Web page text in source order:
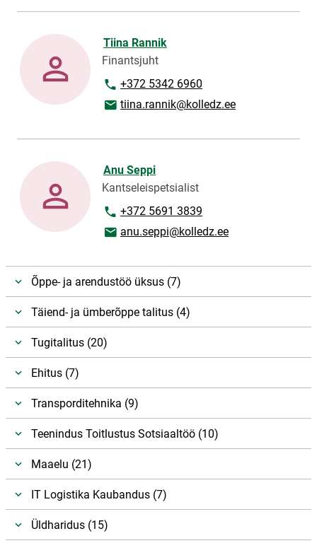
Tiina Rannik
Finantsjuht
Telefoninumber
+372 5342 6960
E-posti aadress
tiina.rannik@kolledz.ee
Anu Seppi
Kantseleispetsialist
Telefoninumber
+372 5691 3839
E-posti aadress
anu.seppi@kolledz.ee
Õppe- ja arendustöö üksus (7)
Täiend- ja ümberõppe talitus (4)
Tugitalitus (20)
Ehitus (7)
Transporditehnika (9)
Teenindus Toitlustus Sotsiaaltöö (10)
Maaelu (21)
IT Logistika Kaubandus (7)
Üldharidus (15)